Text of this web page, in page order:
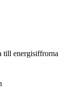
till energisiffrorna